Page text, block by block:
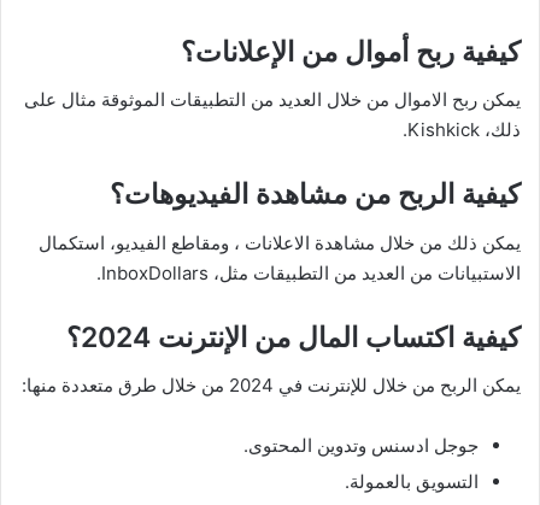
كيفية ربح أموال من الإعلانات؟
يمكن ربح الاموال من خلال العديد من التطبيقات الموثوقة مثال على
ذلك، Kishkick.
كيفية الربح من مشاهدة الفيديوهات؟
يمكن ذلك من خلال مشاهدة الاعلانات ، ومقاطع الفيديو، استكمال
الاستبيانات من العديد من التطبيقات مثل، InboxDollars.
كيفية اكتساب المال من الإنترنت 2024؟
يمكن الربح من خلال للإنترنت في 2024 من خلال طرق متعددة منها:
جوجل ادسنس وتدوين المحتوى.
التسويق بالعمولة.